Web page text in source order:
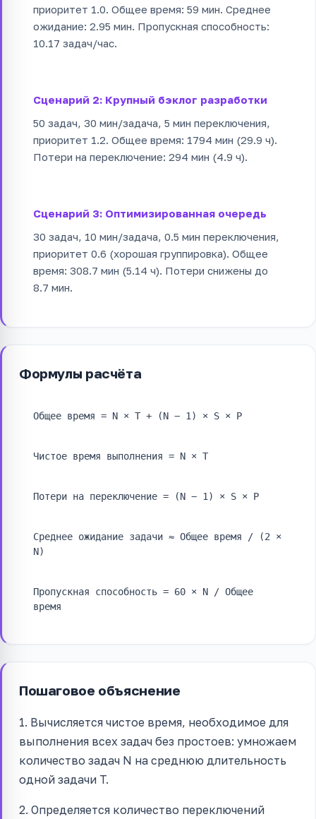
приоритет 1.0. Общее время: 59 мин. Среднее
ожидание: 2.95 мин. Пропускная способность:
10.17 задач/час.
Сценарий 2: Крупный бэклог разработки
50 задач, 30 мин/задача, 5 мин переключения,
приоритет 1.2. Общее время: 1794 мин (29.9 ч).
Потери на переключение: 294 мин (4.9 ч).
Сценарий 3: Оптимизированная очередь
30 задач, 10 мин/задача, 0.5 мин переключения,
приоритет 0.6 (хорошая группировка). Общее
время: 308.7 мин (5.14 ч). Потери снижены до
8.7 мин.
Формулы расчёта
Общее время = N × T + (N − 1) × S × P
Чистое время выполнения = N × T
Потери на переключение = (N − 1) × S × P
Среднее ожидание задачи ≈ Общее время / (2 ×
N)
Пропускная способность = 60 × N / Общее
время
Пошаговое объяснение
1. Вычисляется чистое время, необходимое для
выполнения всех задач без простоев: умножаем
количество задач N на среднюю длительность
одной задачи T.
2. Определяется количество переключений